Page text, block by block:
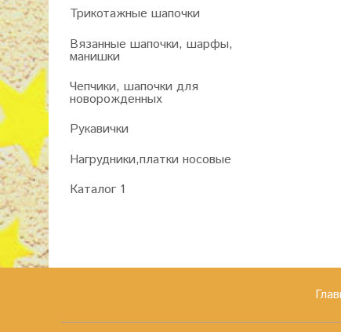
Трикотажные шапочки
Вязанные шапочки, шарфы,
манишки
Чепчики, шапочки для
новорожденных
Рукавички
Нагрудники,платки носовые
Каталог 1